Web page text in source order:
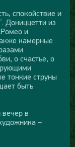
спокойствие и
Дониццетти из
и
камерные
о счастье, о
тонкие струны
быть
в
–